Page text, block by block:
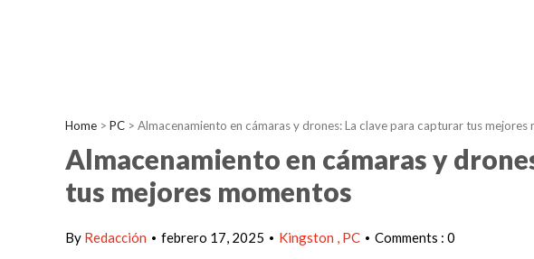
Home > PC > Almacenamiento en cámaras y drones: La clave para capturar tus mejores
Almacenamiento en cámaras y
tus mejores momentos
By Redacción • febrero 17, 2025 • Kingston PC • Comments : 0